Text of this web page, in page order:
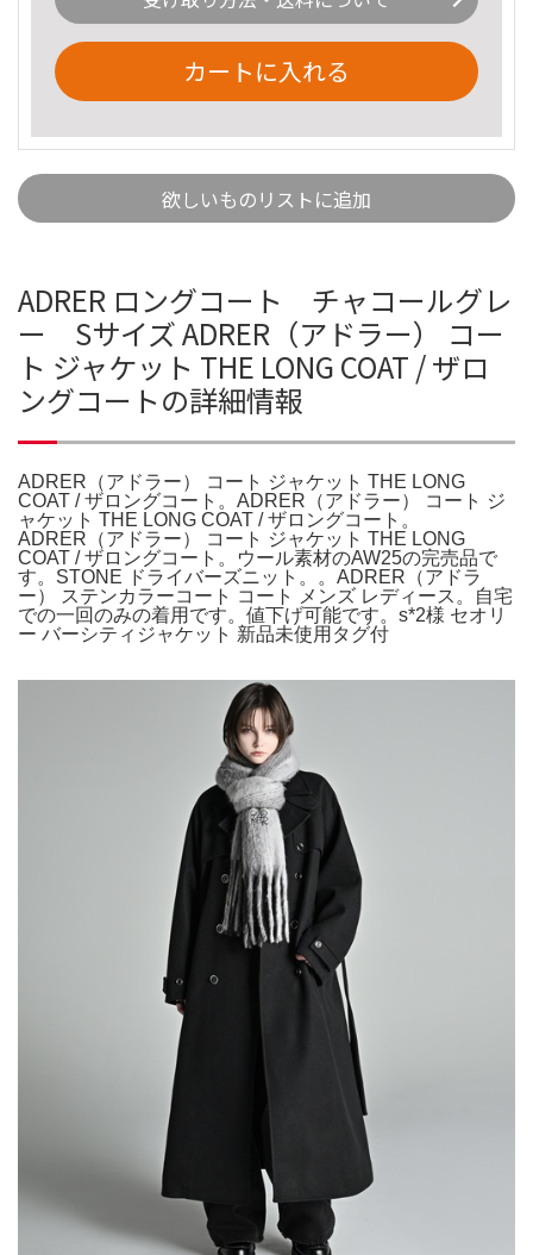
カートに入れる
欲しいものリストに追加
ADRER ロングコート チャコールグレ
ー Sサイズ ADRER（アドラー） コー
ト ジャケット THE LONG COAT / ザロ
ングコートの詳細情報
ADRER（アドラー） コート ジャケット THE LONG
COAT / ザロングコート。ADRER（アドラー） コート ジ
ャケット THE LONG COAT / ザロングコート。
ADRER（アドラー） コート ジャケット THE LONG
COAT / ザロングコート。ウール素材のAW25の完売品で
す。STONE ドライバーズニット。。ADRER（アドラ
ー） ステンカラーコート コート メンズ レディース。自宅
での一回のみの着用です。値下げ可能です。s*2様 セオリ
ー バーシティジャケット 新品未使用タグ付